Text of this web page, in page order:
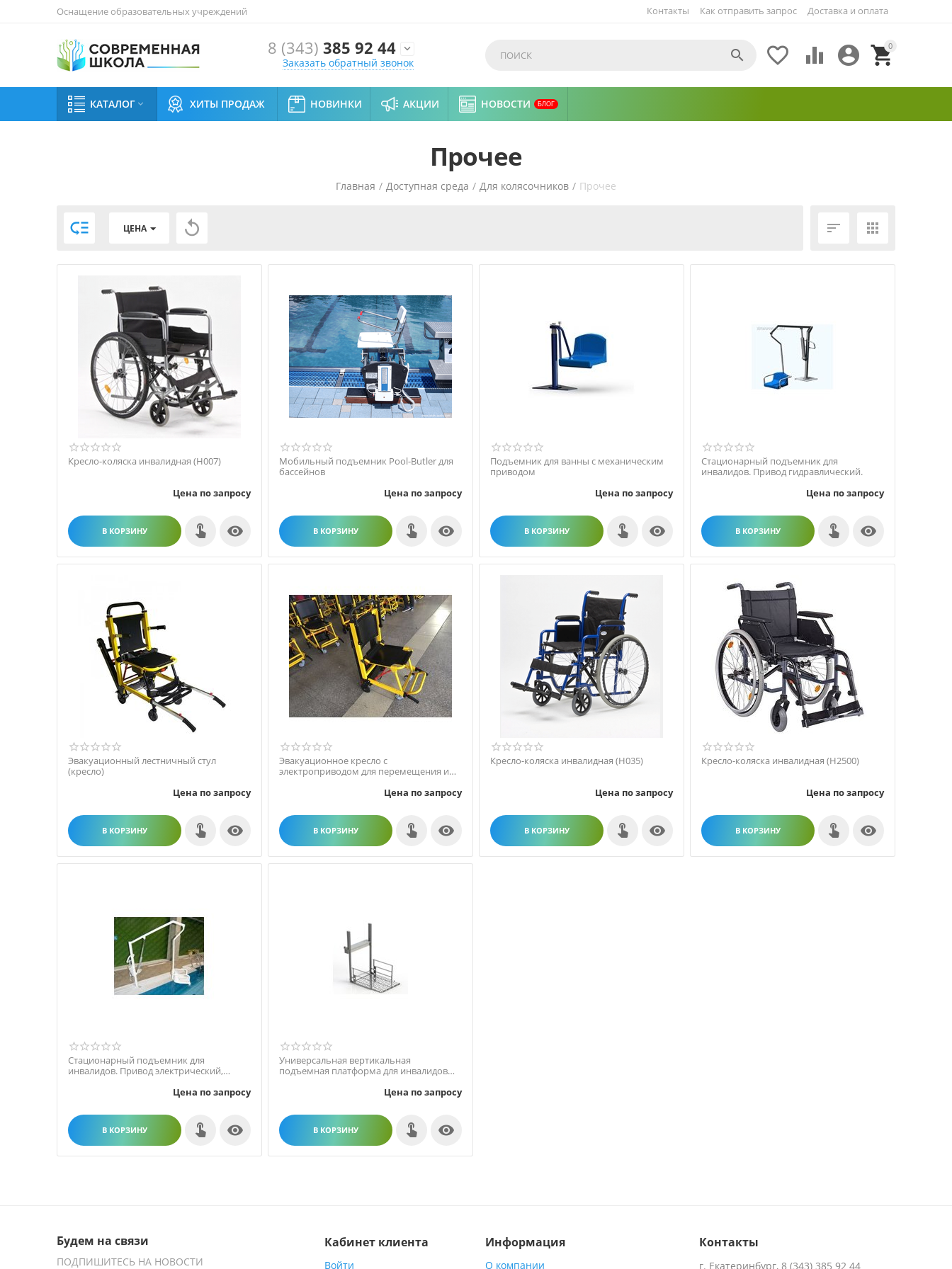
Оснащение образовательных учреждений Как отправить запрос Доставка и оплата
Контакты
8 (343) 385 92 44 
Заказать обратный звонок
0


 

КАТАЛОГ  ХИТЫ ПРОДАЖ НОВИНКИ АКЦИИ НОВОСТИ БЛОГ
Прочее
Главная / Доступная среда / Для колясочников / Прочее
 ЦЕНА   
Кресло-коляска инвалидная (Н007)
Цена по запросу
В КОРЗИНУ 
Мобильный подъемник Pool-Butler для
бассейнов
Цена по запросу
В КОРЗИНУ 
Подъемник для ванны с механическим
приводом
Цена по запросу
В КОРЗИНУ 
Стационарный подъемник для
инвалидов. Привод гидравлический.
Цена по запросу
В КОРЗИНУ 
Эвакуационный лестничный стул
(кресло)
Цена по запросу
В КОРЗИНУ 
Эвакуационное кресло с
электроприводом для перемещения и
Цена по запросу
В КОРЗИНУ 
Кресло-коляска инвалидная (H035)
Цена по запросу
В КОРЗИНУ 
Кресло-коляска инвалидная (H2500)
Цена по запросу
В КОРЗИНУ 
Стационарный подъемник для
инвалидов. Привод электрический,
Цена по запросу
В КОРЗИНУ 
Универсальная вертикальная
подъемная платформа для инвалидов
Цена по запросу
В КОРЗИНУ 
Будем на связи
ПОДПИШИТЕСЬ НА НОВОСТИ
Кабинет клиента
Войти
Информация
О компании
Контакты
г. Екатеринбург, 8 (343) 385 92 44